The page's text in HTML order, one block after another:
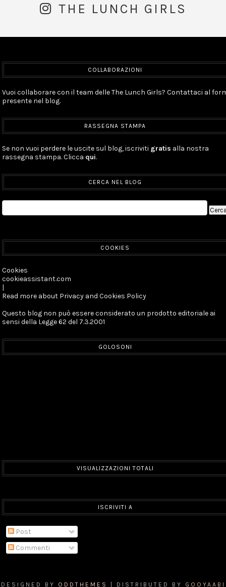
THE LUNCH GIRLS
COLLABORAZIONI
Vuoi collaborare con il team delle The Lunch Girls? Contattaci al
presente nel blog.
RASSEGNA STAMPA
Se non vuoi perdere le uscite sul blog, iscriviti gratis alla nostra
rassegna stampa. Clicca qui.
CERCA NEL BLOG
COOKIES
Cookies
cookieassistant.com
|
Read more about Privacy and Cookies Policy
Questo blog non può essere considerato un prodotto editoriale ai
sensi della Legge 62 del 7.3.2001
GOLOSONI
VISUALIZZAZIONI TOTALI
ISCRIVITI A
Post
Commenti
DESIGNED BY ODDTHEMES | DISTRIBUTED BY GOOYAABI